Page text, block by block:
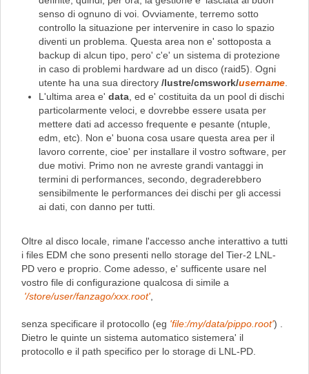
senso di ognuno di voi. Ovviamente, terremo sotto
controllo la situazione per intervenire in caso lo spazio
diventi un problema. Questa area non e' sottoposta a
backup di alcun tipo, pero' c'e' un sistema di protezione
in caso di problemi hardware ad un disco (raid5). Ogni
utente ha una sua directory /lustre/cmswork/username
L'ultima area e' data , ed e' costituita da un pool di dischi
particolarmente veloci, e dovrebbe essere usata per
mettere dati ad accesso frequente e pesante (ntuple,
edm, etc). Non e' buona cosa usare questa area per il
lavoro corrente, cioe' per installare il vostro software, per
due motivi. Primo non ne avreste grandi vantaggi in
termini di performances, secondo, degraderebbero
sensibilmente le performances dei dischi per gli accessi
ai dati, con danno per tutti.
Oltre al disco locale, rimane l'accesso anche interattivo a tutti
i files EDM che sono presenti nello storage del Tier-2 LNL-
PD vero e proprio. Come adesso, e' sufficente usare nel
vostro file di configurazione qualcosa di simile a
'/store/user/fanzago/xxx.root'
senza specificare il protocollo (eg 'file:/my/data/pippo.root') .
Dietro le quinte un sistema automatico sistemera' il
protocollo e il path specifico per lo storage di LNL-PD.